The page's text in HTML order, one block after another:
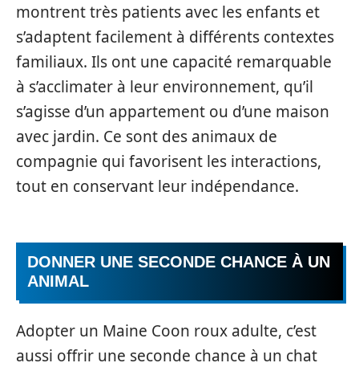
montrent très patients avec les enfants et
s’adaptent facilement à différents contextes
familiaux. Ils ont une capacité remarquable
à s’acclimater à leur environnement, qu’il
s’agisse d’un appartement ou d’une maison
avec jardin. Ce sont des animaux de
compagnie qui favorisent les interactions,
tout en conservant leur indépendance.
DONNER UNE SECONDE CHANCE À UN
ANIMAL
Adopter un Maine Coon roux adulte, c’est
aussi offrir une seconde chance à un chat